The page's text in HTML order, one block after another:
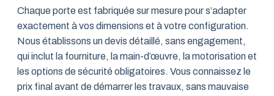
Chaque porte est fabriquée sur mesure pour s’adapter
exactement à vos dimensions et à votre configuration.
Nous établissons un devis détaillé, sans engagement,
qui inclut la fourniture, la main-d’œuvre, la motorisation et
les options de sécurité obligatoires. Vous connaissez le
prix final avant de démarrer les travaux, sans mauvaise